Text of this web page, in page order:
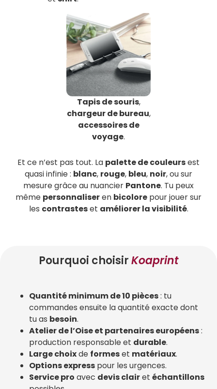
Tapis de souris,
chargeur de bureau,
accessoires de
voyage.
Et ce n’est pas tout. La palette de couleursest
quasi infinie : blanc, rouge, bleu, noir, ou sur
mesure grâce au nuancier Pantone. Tu peux
même personnaliseren bicolore pour jouer sur
les contrasteset améliorer la visibilité.
Pourquoi choisirKoaprint
Quantité minimum de 10 pièces: tu
commandes ensuite la quantité exacte dont
tu as besoin.
Atelier de l’Oise et partenaires européens:
production responsable et durable.
Large choixde formeset matériaux.
Options express pour les urgences.
Service pro avec devis clairet échantillons